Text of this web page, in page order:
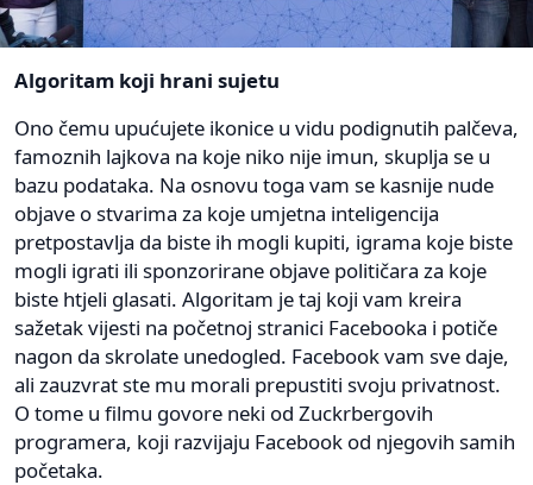
Algoritam koji hrani sujetu
Ono čemu upućujete ikonice u vidu podignutih palčeva,
famoznih lajkova na koje niko nije imun, skuplja se u
bazu podataka. Na osnovu toga vam se kasnije nude
objave o stvarima za koje umjetna inteligencija
pretpostavlja da biste ih mogli kupiti, igrama koje biste
mogli igrati ili sponzorirane objave političara za koje
biste htjeli glasati. Algoritam je taj koji vam kreira
sažetak vijesti na početnoj stranici Facebooka i potiče
nagon da skrolate unedogled. Facebook vam sve daje,
ali zauzvrat ste mu morali prepustiti svoju privatnost.
O tome u filmu govore neki od Zuckrbergovih
programera, koji razvijaju Facebook od njegovih samih
početaka.